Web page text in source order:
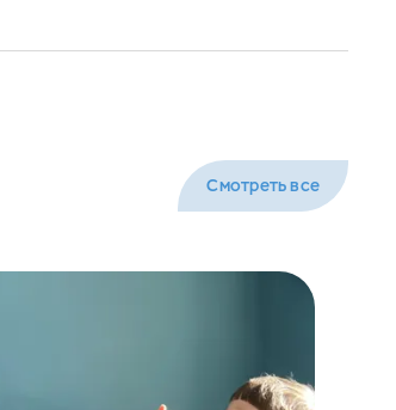
Смотреть все